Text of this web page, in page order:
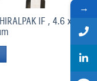
IF , 4.6 x 150
→